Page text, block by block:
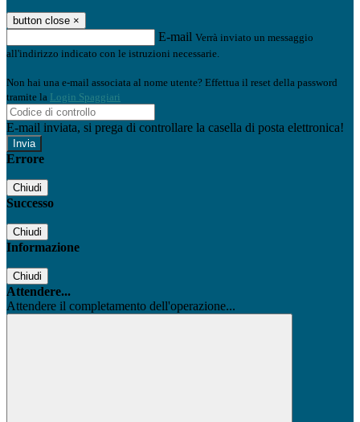
button close ×
E-mail Verrà inviato un messaggio
all'indirizzo indicato con le istruzioni necessarie.
Non hai una e-mail associata al nome utente? Effettua il reset della password
tramite la Login Spaggiari
E-mail inviata, si prega di controllare la casella di posta elettronica!
Errore
Chiudi
Successo
Chiudi
Informazione
Chiudi
Attendere...
Attendere il completamento dell'operazione...